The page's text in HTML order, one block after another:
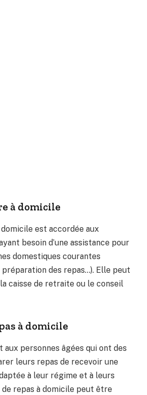
à domicile
domicile est accordée aux
besoin d’une assistance pour
domestiques courantes
préparation des repas…). Elle peut
caisse de retraite ou le conseil
à domicile
aux personnes âgées qui ont des
leurs repas de recevoir une
à leur régime et à leurs
repas à domicile peut être